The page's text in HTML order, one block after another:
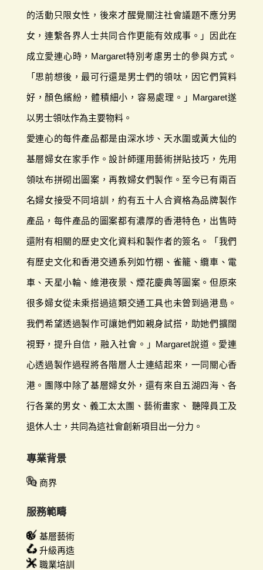
的活動只限女性，後來才醒覺關注社會議題不應分男
女，連繫各界人士共同合作更能有效成事。」因此在
成立愛連心時，Margaret特別考慮男士的參與方式。
「思前想後，最可行還是男士們的領呔，因它們質料
好，顏色繽紛，體積細小，容易處理。」Margaret遂
以男士領呔作為主要物料。
愛連心的每件產品都是由深水埗、天水圍或黃大仙的
基層婦女在家手作。設計師運用藝術拼貼技巧，先用
領呔布拼砌出圖案，再教婦女們製作。至今已有兩百
名婦女接受不同培訓，約有五十人合資格為品牌製作
產品，每件產品的圖案都有濃厚的香港特色，出售時
還附有相關的歷史文化資料和製作者的簽名。「我們
有歷史文化和香港交通系列如竹棚、雀籠、纜車、電
車、天星小輪、維港夜景、煙花慶典等圖案。但原來
很多婦女從未乘搭過這類交通工具也未曾到過港島。
我們希望透過製作可讓她們如親身試搭，助她們擴闊
視野，提升自信，融入社會。」Margaret說道。愛連
心透過製作過程將各階層人士連結起來，一同關心香
港。團隊中除了基層婦女外，還有來自五湖四海、各
行各業的男女、義工太太團、藝術畫家、 聽障員工及
退休人士，共同為這社會創新項目出一分力。
專業背景
商界
服務範疇
基層藝術
升級再造
職業培訓